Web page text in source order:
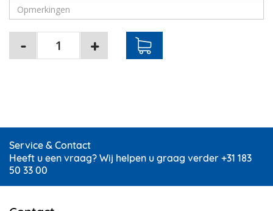
Service & Contact
Heeft u een vraag? Wij helpen u graag verder +31 183
50 33 00